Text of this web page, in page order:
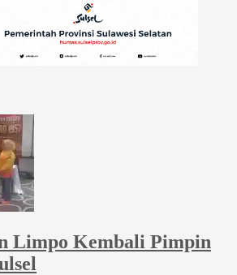
Limpo Kembali Pimpin